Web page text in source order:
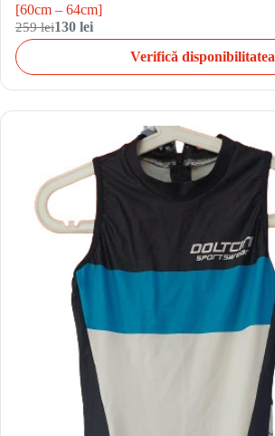
[60cm – 64cm]
259 lei130 lei
Verifică disponibilitatea